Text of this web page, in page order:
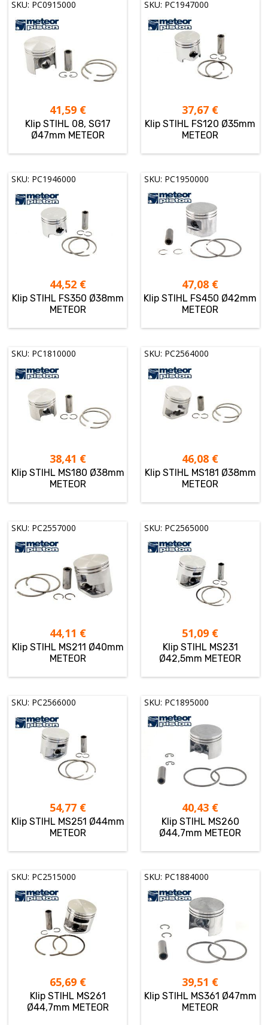
SKU: PC0915000
41,59 €
Klip STIHL 08, SG17
Ø47mm METEOR
SKU: PC1947000
37,67 €
Klip STIHL FS120 Ø35mm
METEOR
SKU: PC1946000
44,52 €
Klip STIHL FS350 Ø38mm
METEOR
SKU: PC1950000
47,08 €
Klip STIHL FS450 Ø42mm
METEOR
SKU: PC1810000
38,41 €
Klip STIHL MS180 Ø38mm
METEOR
SKU: PC2564000
46,08 €
Klip STIHL MS181 Ø38mm
METEOR
SKU: PC2557000
44,11 €
Klip STIHL MS211 Ø40mm
METEOR
SKU: PC2565000
51,09 €
Klip STIHL MS231
Ø42,5mm METEOR
SKU: PC2566000
54,77 €
Klip STIHL MS251 Ø44mm
METEOR
SKU: PC1895000
40,43 €
Klip STIHL MS260
Ø44,7mm METEOR
SKU: PC2515000
65,69 €
Klip STIHL MS261
Ø44,7mm METEOR
SKU: PC1884000
39,51 €
Klip STIHL MS361 Ø47mm
METEOR